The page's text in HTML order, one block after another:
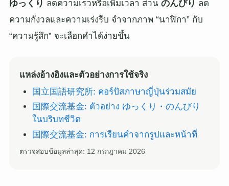
ゆっくり ลดความเร็วหรือเพิ่มเวลา ส่วน のんびり ลด
ความกังวลและความเร่งรีบ จำจากภาพ “นาฬิกา” กับ
“ความรู้สึก” จะเลือกคำได้ง่ายขึ้น
แหล่งอ้างอิงและตัวอย่างการใช้จริง
国立国語研究所: คอร์ปัสภาษาญี่ปุ่นร่วมสมัย
国際交流基金: ตัวอย่าง ゆっくり・のんびり
ในบริบทชีวิต
国際交流基金: การเรียนคำจากรูปและหน้าที่
ตรวจสอบข้อมูลล่าสุด: 12 กรกฎาคม 2026